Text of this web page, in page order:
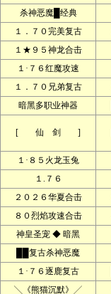
杀神恶魔█经典
１．７０完美复古
１★９５神龙合击
１·７６红魔攻速
１．７０兄弟复古
暗黑多职业神器
[ 仙 剑 ]
１·８５火龙玉兔
１.７６
２０２６华夏合击
８０烈焰攻速合击
神皇圣宠 ◆ 暗黑
██复古杀神恶魔
１·７６逐鹿复古
╲《熊猫沉默》╱